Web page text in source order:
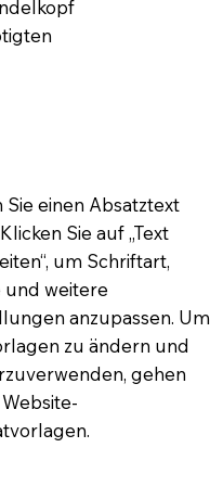
Sie einen Absatztext
Sie auf „Text
um Schriftart,
und weitere
anzupassen. Um
zu ändern und
gehen